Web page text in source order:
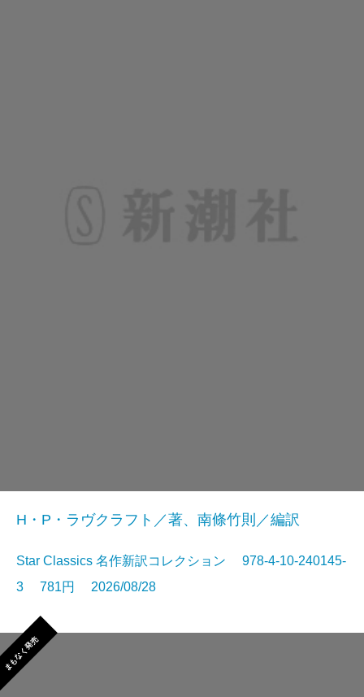
H・P・ラヴクラフト／著、南條竹則／編訳
Star Classics 名作新訳コレクション 978-4-10-240145-
3 781円 2026/08/28
まもなく発売